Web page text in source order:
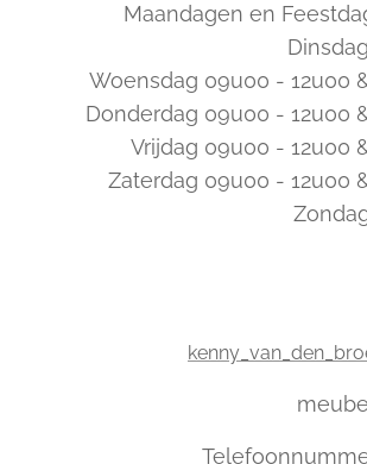
Maandagen en
Woensdag 09u00 - 12u00
Donderdag 09u00 - 12u00
Vrijdag 09u00 - 12u00
Zaterdag 09u00 - 12u00